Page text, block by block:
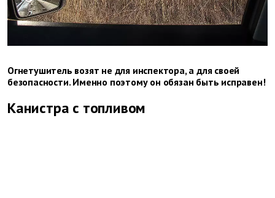
Огнетушитель возят не для инспектора, а для своей
безопасности. Именно поэтому он обязан быть исправен!
Канистра с топливом